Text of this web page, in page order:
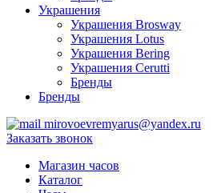
Украшения
Украшения Brosway
Украшения Lotus
Украшения Bering
Украшения Cerutti
Бренды
Бренды
mirovoevremyarus@yandex.ru
Заказать звонок
Магазин часов
Каталог